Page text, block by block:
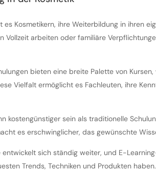
es Kosmetikern, ihre Weiterbildung in ihren
Vollzeit arbeiten oder familiäre
bieten eine breite Palette von
Vielfalt ermöglicht es Fachleuten, ihre
kostengünstiger sein als traditionelle
es erschwinglicher, das gewünschte
sich ständig weiter, und E-
Trends, Techniken und Produkten haben.